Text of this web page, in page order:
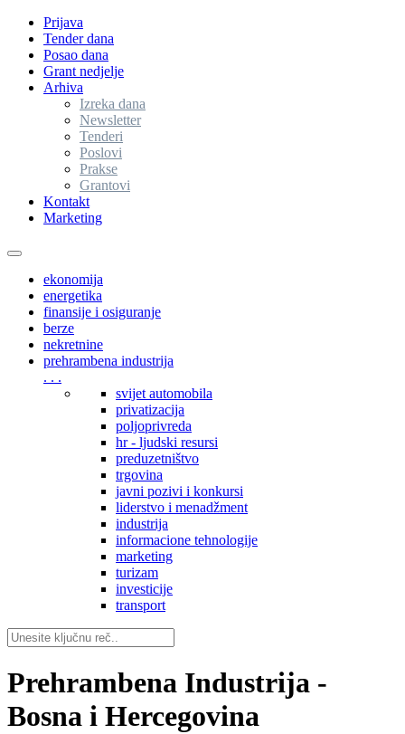
Prijava
Tender dana
Posao dana
Grant nedjelje
Arhiva
Izreka dana
Newsletter
Tenderi
Poslovi
Prakse
Grantovi
Kontakt
Marketing
Toggle
navigationekonomija
energetika
finansije i osiguranje
berze
nekretnine
prehrambena industrija
. . .
svijet automobila
privatizacija
poljoprivreda
hr - ljudski resursi
preduzetništvo
trgovina
javni pozivi i konkursi
liderstvo i menadžment
industrija
informacione tehnologije
marketing
turizam
investicije
transport
Prehrambena Industrija -
Bosna i Hercegovina